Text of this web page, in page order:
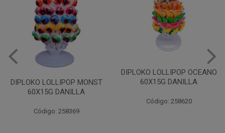
DIPLOKO LOLLIPOP MONST
60X15G DANILLA
Código: 258369
DIPLOKO LOLLIPOP OCEANO
60X15G DANILLA
Código: 258620